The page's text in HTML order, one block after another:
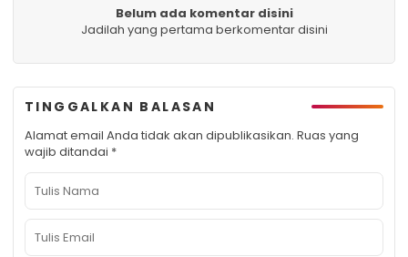
Belum ada komentar disini
Jadilah yang pertama berkomentar disini
TINGGALKAN BALASAN
Alamat email Anda tidak akan dipublikasikan. Ruas yang
wajib ditandai *